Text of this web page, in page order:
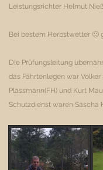
Leistungsrichter Helmut
Bei bestem Herbstwetter 🙂
Die Prüfungsleitung
das Fährtenlegen war
Plassmann(FH) und Kurt
Schutzdienst waren Sascha